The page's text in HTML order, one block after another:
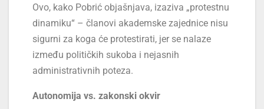
Ovo, kako Pobrić objašnjava, izaziva „protestnu
dinamiku“ – članovi akademske zajednice nisu
sigurni za koga će protestirati, jer se nalaze
između političkih sukoba i nejasnih
administrativnih poteza.
Autonomija vs. zakonski okvir